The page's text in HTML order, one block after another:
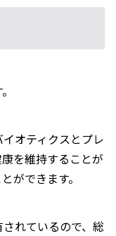
オティクスとプレ
を維持することが
ができます。
れているので、総